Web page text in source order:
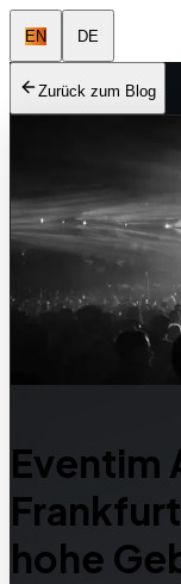
EN DE
Zurück zum Blog
Eventim
hohe